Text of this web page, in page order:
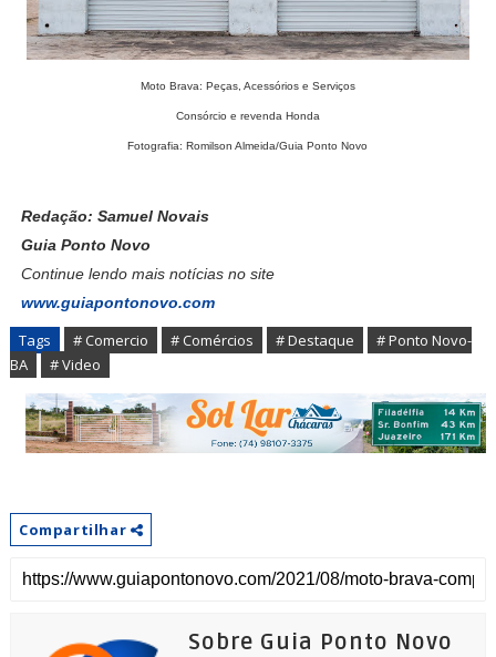
Moto Brava: Peças, Acessórios e Serviços
Consórcio e revenda Honda
Fotografia: Romilson Almeida/Guia Ponto Novo
Redação: Samuel Novais
Guia Ponto Novo
Continue lendo mais notícias no site
www.guiapontonovo.com
Tags # Comercio # Comércios # Destaque
# Ponto Novo-
BA
# Video
Compartilhar
Sobre Guia Ponto Novo